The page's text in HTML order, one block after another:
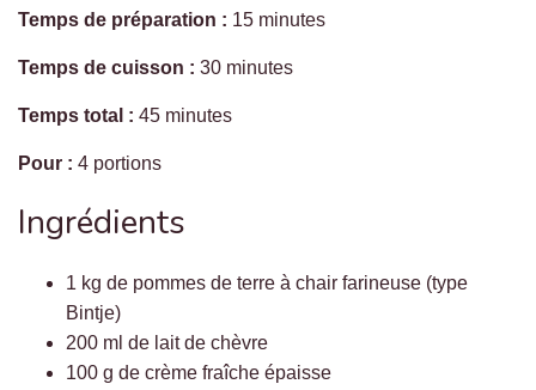
Temps de préparation : 15 minutes
Temps de cuisson : 30 minutes
Temps total : 45 minutes
Pour : 4 portions
Ingrédients
1 kg de pommes de terre à chair farineuse (type
Bintje)
200 ml de lait de chèvre
100 g de crème fraîche épaisse